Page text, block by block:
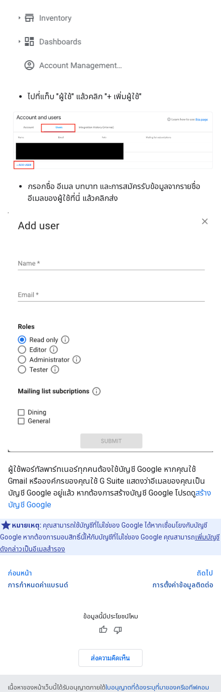
ไปที่แท็บ "ผู้ใช้" แล้วคลิก "+ เพิ่มผู้ใช้"
กรอกชื่อ อีเมล บทบาท และการสมัครรับข้อมูลจากรายชื่อ
อีเมลของผู้ใช้ที่นี่ แล้วคลิกส่ง
ผู้ใช้พอร์ทัลพาร์ทเนอร์ทุกคนต้องใช้บัญชี Google หากคุณใช้
Gmail หรือองค์กรของคุณใช้ G Suite แสดงว่าอีเมลของคุณเป็น
บัญชี Google อยู่แล้ว หากต้องการสร้างบัญชี Google โปรดดูสร้าง
บัญชี Google
หมายเหตุ: คุณสามารถใช้บัญชีที่ไม่ใช่ของ Google ได้หากเชื่อมโยงกับบัญชี
Google หากต้องการมอบสิทธิ์นี้ให้กับบัญชีที่ไม่ใช่ของ Google คุณสามารถเพิ่มบัญชี
ดังกล่าวเป็นอีเมลสำรอง
ก่อนหน้า
การกำหนดค่าแบรนด์
ถัดไป
การตั้งค่าข้อมูลติดต่อ
ข้อมูลนี้มีประโยชน์ไหม
ส่งความคิดเห็น
เนื้อหาของหน้าเว็บนี้ได้รับอนุญาตภายใต้ใบอนุญาตที่ต้องระบุที่มาของครีเอทีฟคอม